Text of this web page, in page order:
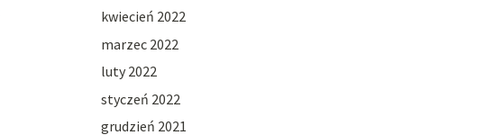
kwiecień 2022
marzec 2022
luty 2022
styczeń 2022
grudzień 2021